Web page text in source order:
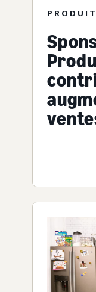
PRODUIT